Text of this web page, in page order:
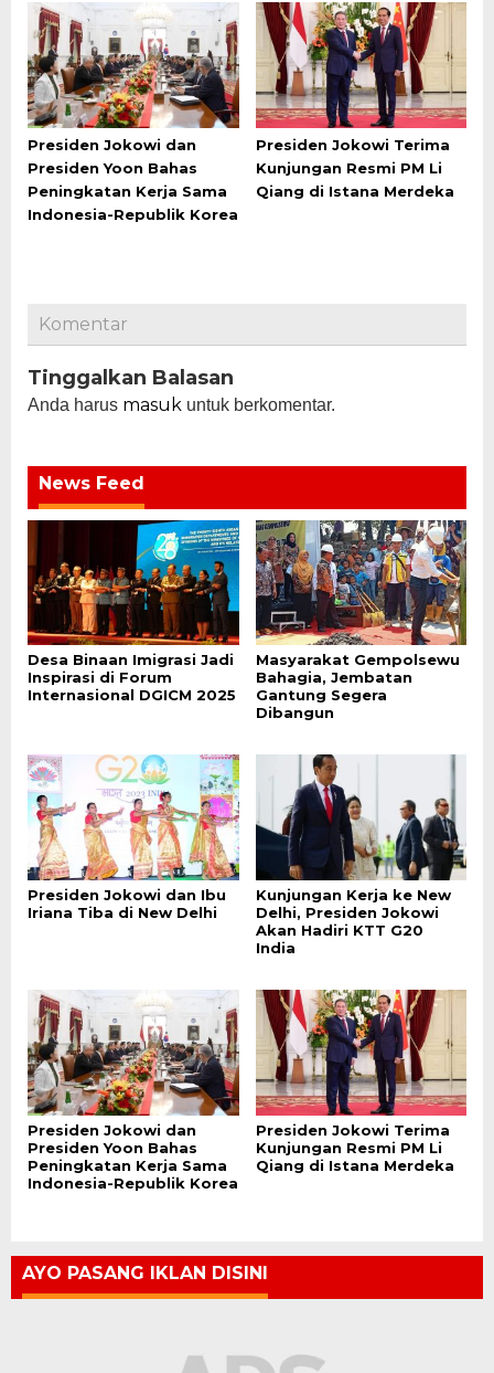
Presiden Jokowi dan
Presiden Yoon Bahas
Peningkatan Kerja Sama
Indonesia-Republik Korea
Presiden Jokowi Terima
Kunjungan Resmi PM Li
Qiang di Istana Merdeka
Komentar
Tinggalkan Balasan
Anda harus masuk untuk berkomentar.
News Feed
Desa Binaan Imigrasi Jadi
Inspirasi di Forum
Internasional DGICM 2025
Masyarakat Gempolsewu
Bahagia, Jembatan
Gantung Segera
Dibangun
Presiden Jokowi dan Ibu
Iriana Tiba di New Delhi
Kunjungan Kerja ke New
Delhi, Presiden Jokowi
Akan Hadiri KTT G20
India
Presiden Jokowi dan
Presiden Yoon Bahas
Peningkatan Kerja Sama
Indonesia-Republik Korea
Presiden Jokowi Terima
Kunjungan Resmi PM Li
Qiang di Istana Merdeka
AYO PASANG IKLAN DISINI